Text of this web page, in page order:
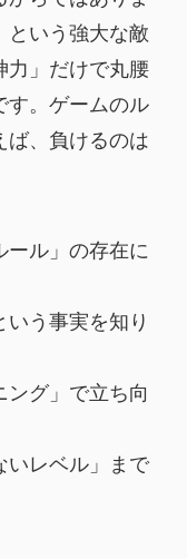
という強大な敵
力」だけで丸腰
す。ゲームのル
ば、負けるのは
ール」の存在に
う事実を知り
グ」で立ち向
いレベル」まで